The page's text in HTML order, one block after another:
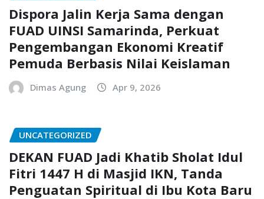
Dispora Jalin Kerja Sama dengan
FUAD UINSI Samarinda, Perkuat
Pengembangan Ekonomi Kreatif
Pemuda Berbasis Nilai Keislaman
Dimas Agung Apr 9, 2026
UNCATEGORIZED
DEKAN FUAD Jadi Khatib Sholat Idul
Fitri 1447 H di Masjid IKN, Tanda
Penguatan Spiritual di Ibu Kota Baru